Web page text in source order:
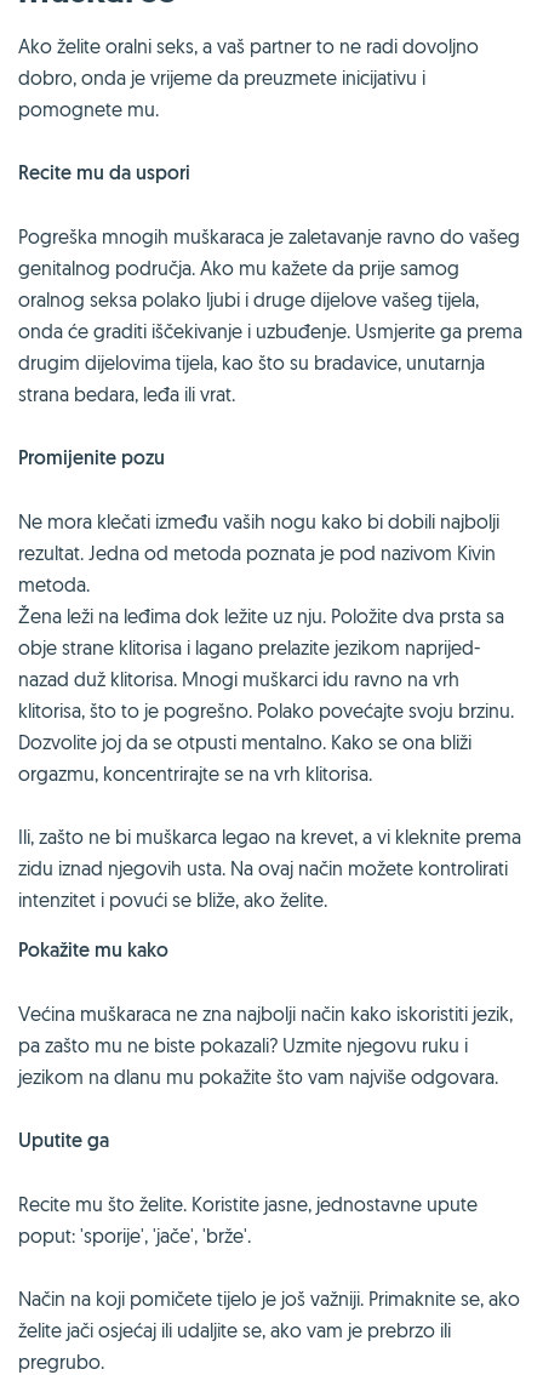
Ako želite oralni seks, a vaš partner to ne radi dovoljno
dobro, onda je vrijeme da preuzmete inicijativu i
pomognete mu.
Recite mu da uspori
Pogreška mnogih muškaraca je zaletavanje ravno do vašeg
genitalnog područja. Ako mu kažete da prije samog
oralnog seksa polako ljubi i druge dijelove vašeg tijela,
onda će graditi iščekivanje i uzbuđenje. Usmjerite ga prema
drugim dijelovima tijela, kao što su bradavice, unutarnja
strana bedara, leđa ili vrat.
Promijenite pozu
Ne mora klečati između vaših nogu kako bi dobili najbolji
rezultat. Jedna od metoda poznata je pod nazivom Kivin
metoda.
Žena leži na leđima dok ležite uz nju. Položite dva prsta sa
obje strane klitorisa i lagano prelazite jezikom naprijed-
nazad duž klitorisa. Mnogi muškarci idu ravno na vrh
klitorisa, što to je pogrešno. Polako povećajte svoju brzinu.
Dozvolite joj da se otpusti mentalno. Kako se ona bliži
orgazmu, koncentrirajte se na vrh klitorisa.
Ili, zašto ne bi muškarca legao na krevet, a vi kleknite prema
zidu iznad njegovih usta. Na ovaj način možete kontrolirati
intenzitet i povući se bliže, ako želite.
Pokažite mu kako
Većina muškaraca ne zna najbolji način kako iskoristiti jezik,
pa zašto mu ne biste pokazali? Uzmite njegovu ruku i
jezikom na dlanu mu pokažite što vam najviše odgovara.
Uputite ga
Recite mu što želite. Koristite jasne, jednostavne upute
poput: 'sporije', 'jače', 'brže'.
Način na koji pomičete tijelo je još važniji. Primaknite se, ako
želite jači osjećaj ili udaljite se, ako vam je prebrzo ili
pregrubo.